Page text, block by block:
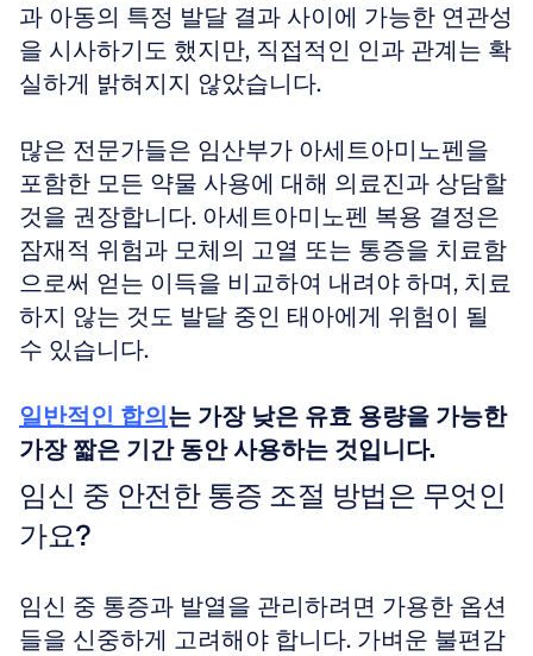
과 아동의 특정 발달 결과 사이에 가능한 연관성
을 시사하기도 했지만, 직접적인 인과 관계는 확
실하게 밝혀지지 않았습니다.
많은 전문가들은 임산부가 아세트아미노펜을
포함한 모든 약물 사용에 대해 의료진과 상담할
것을 권장합니다. 아세트아미노펜 복용 결정은
잠재적 위험과 모체의 고열 또는 통증을 치료함
으로써 얻는 이득을 비교하여 내려야 하며, 치료
하지 않는 것도 발달 중인 태아에게 위험이 될
수 있습니다.
일반적인 합의는 가장 낮은 유효 용량을 가능한
가장 짧은 기간 동안 사용하는 것입니다.
임신 중 안전한 통증 조절 방법은 무엇인
가요?
임신 중 통증과 발열을 관리하려면 가용한 옵션
들을 신중하게 고려해야 합니다. 가벼운 불편감